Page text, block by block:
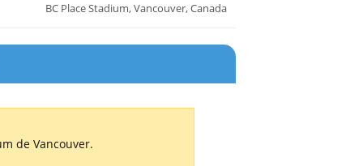
BC Place Stadium, Vancouver, Canada
de Vancouver.